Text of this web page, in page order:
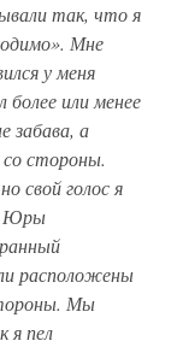
так, что я
Мне
у меня
или менее
забава, а
стороны.
свой голос я
Юры
расположены
Мы
я пел